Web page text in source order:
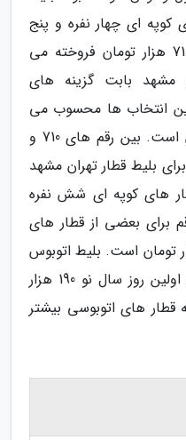
کوپه ای چهار نفره و پنج
ستاره در فروردین سال آینده 710 هزار تومان فروخته می
مشهد بابت گزینه های
انتخاب ها محسوب می
شوند، نزدیک به 120 هزار تومان است. بین رقم های 710 و
برای بلیط قطار تهران مشهد
های کوپه ای شش نفره
رقم برای بعضی از قطار های
چهار نفره حدود 600 هزار تومان است. بلیط اتوبوس
های VIP تهران مشهد نیز برای اولین روز سال نو 190 هزار
قطار های اتوبوسی بیشتر